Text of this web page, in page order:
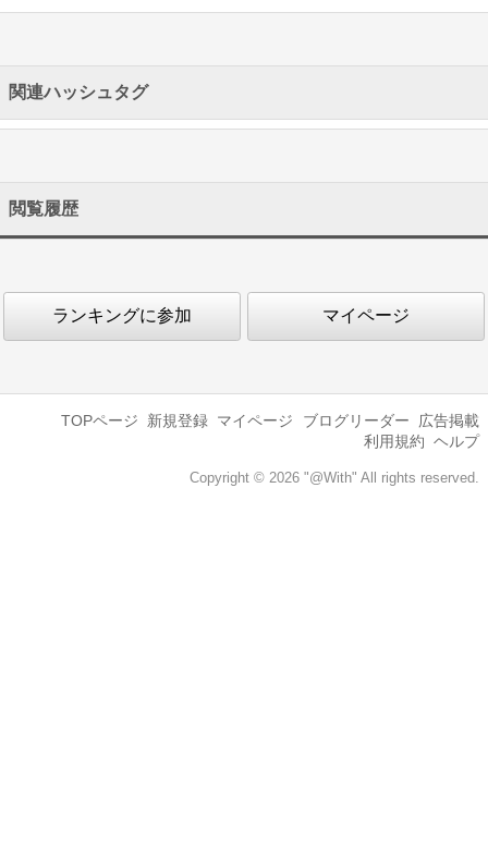
関連ハッシュタグ
閲覧履歴
ランキングに参加 マイページ
TOPページ 新規登録 マイページ ブログリーダー
広告掲載
利用規約 ヘルプ
Copyright © 2026 "@With" All rights reserved.